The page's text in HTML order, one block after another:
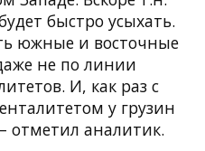
быстро усыхать.
южные и восточные
не по линии
И, как раз с
у грузин
отметил аналитик.